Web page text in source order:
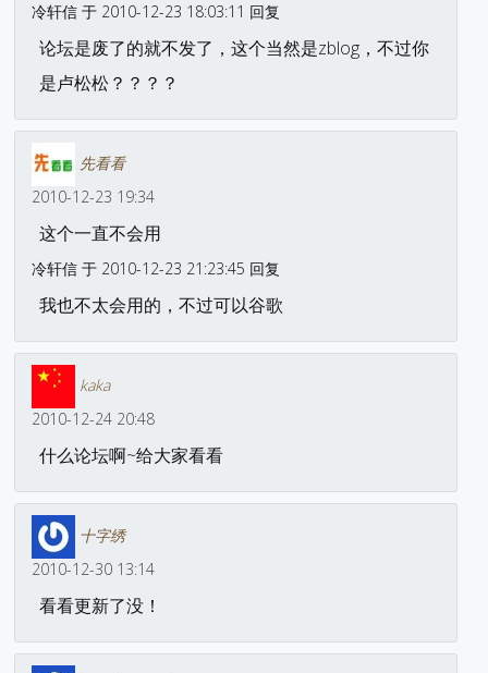
冷轩信 于 2010-12-23 18:03:11 回复
论坛是废了的就不发了，这个当然是zblog，不过你
是卢松松？？？？
先看看
2010-12-23 19:34
这个一直不会用
冷轩信 于 2010-12-23 21:23:45 回复
我也不太会用的，不过可以谷歌
kaka
2010-12-24 20:48
什么论坛啊~给大家看看
十字绣
2010-12-30 13:14
看看更新了没！